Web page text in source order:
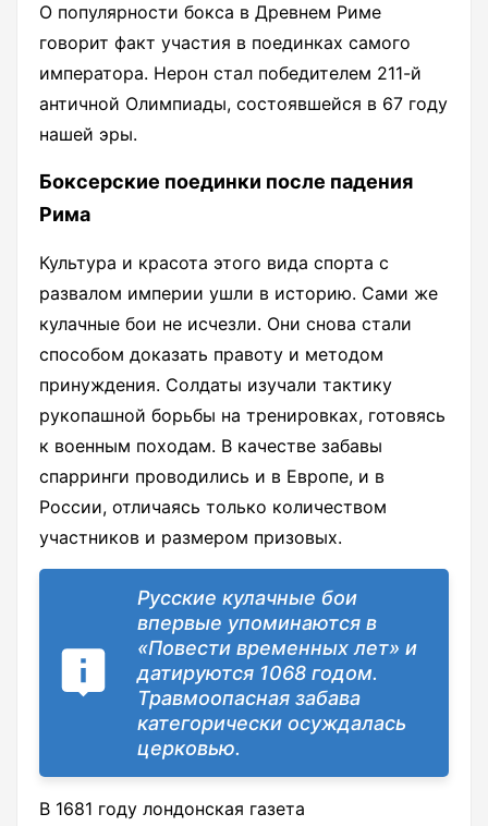
О популярности бокса в Древнем Риме
говорит факт участия в поединках самого
императора. Нерон стал победителем 211-й
античной Олимпиады, состоявшейся в 67 году
нашей эры.
Боксерские поединки после падения
Рима
Культура и красота этого вида спорта с
развалом империи ушли в историю. Сами же
кулачные бои не исчезли. Они снова стали
способом доказать правоту и методом
принуждения. Солдаты изучали тактику
рукопашной борьбы на тренировках, готовясь
к военным походам. В качестве забавы
спарринги проводились и в Европе, и в
России, отличаясь только количеством
участников и размером призовых.
Русские кулачные бои
впервые упоминаются в
«Повести временных лет» и
датируются 1068 годом.
Травмоопасная забава
категорически осуждалась
церковью.
В 1681 году лондонская газета